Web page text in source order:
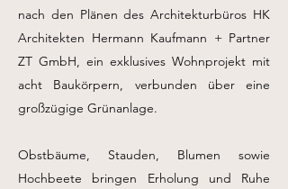
nach den Plänen des Architekturbüros HK
Architekten Hermann Kaufmann + Partner
ZT GmbH, ein exklusives Wohnprojekt mit
acht Baukörpern, verbunden über eine
großzügige Grünanlage.
Obstbäume, Stauden, Blumen sowie
Hochbeete bringen Erholung und Ruhe